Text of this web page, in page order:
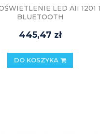
LED AII 1201
BLUETOOTH
445,47 zł
DO KOSZYKA